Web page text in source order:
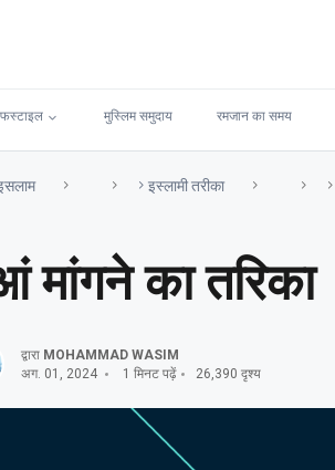
मुस्लिम समुदाय रमजान का समय
इस्लामी तरीका
मांगने का तरिका
द्वारा MOHAMMAD WASIM
अग. 01, 2024
1 मिनट पढ़ें 26,390 दृश्य